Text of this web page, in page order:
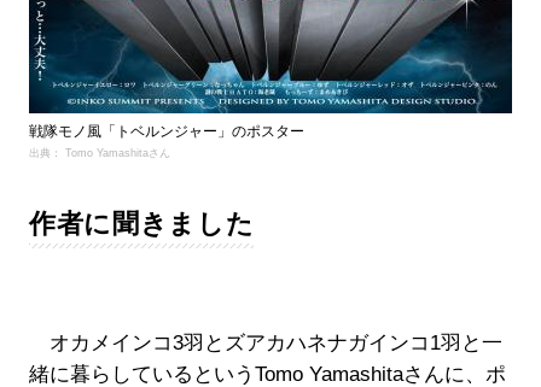
戦隊モノ風「トベルンジャー」のポスター
出典： Tomo Yamashitaさん
作者に聞きました
オカメインコ3羽とズアカハネナガインコ1羽と一
緒に暮らしているというTomo Yamashitaさんに、ポ